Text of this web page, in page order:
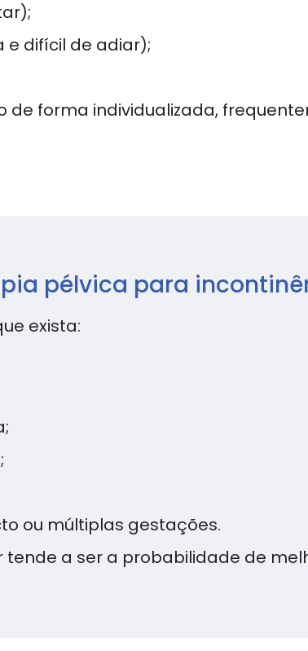
e difícil de adiar);
de forma individualizada,
pélvica para
exista:
ou múltiplas gestações.
a ser a probabilidade de